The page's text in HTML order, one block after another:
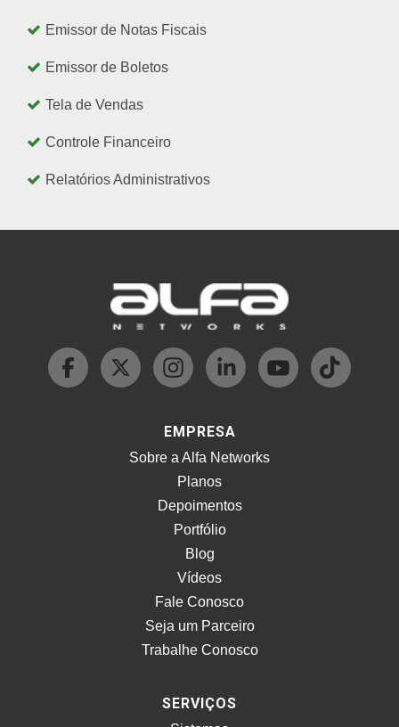
Emissor de Notas Fiscais
Emissor de Boletos
Tela de Vendas
Controle Financeiro
Relatórios Administrativos
EMPRESA
Sobre a Alfa Networks
Planos
Depoimentos
Portfólio
Blog
Vídeos
Fale Conosco
Seja um Parceiro
Trabalhe Conosco
SERVIÇOS